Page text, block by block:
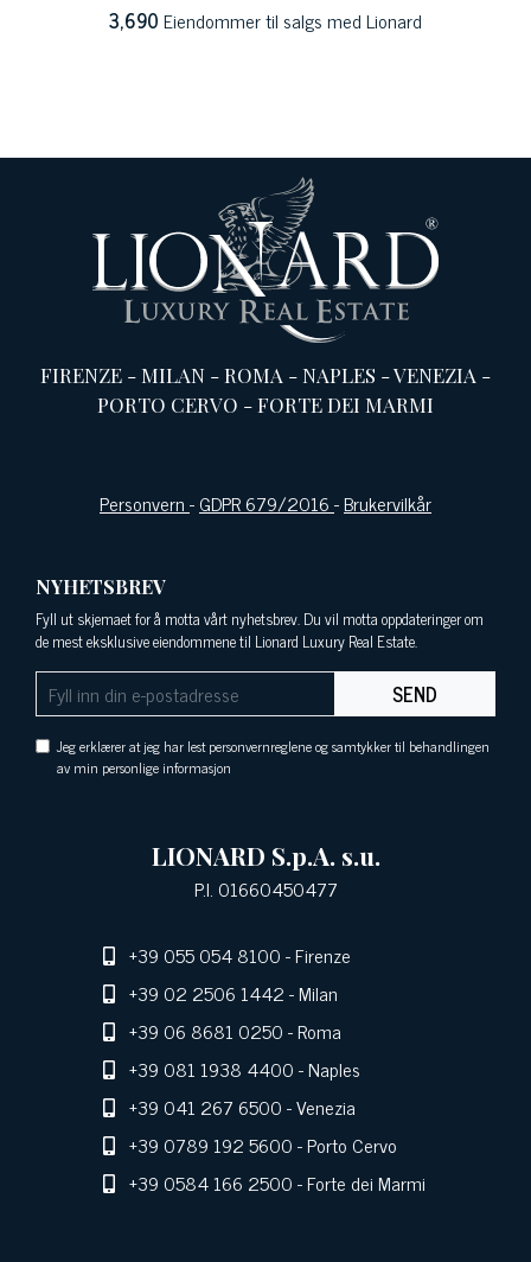
3,690Eiendommer til salgs med Lionard
FIRENZE -MILAN -ROMA -NAPLES -VENEZIA -
PORTO CERVO -FORTE DEI MARMI
Personvern-GDPR 679/2016-Brukervilkår
NYHETSBREV
Fyll ut skjemaet for å motta vårt nyhetsbrev. Du vil motta oppdateringer om
de mest eksklusive eiendommene til Lionard Luxury Real Estate.
SEND
Jeg erklærer at jeg har lest personvernreglene og samtykker til behandlingen
av min personlige informasjon
LIONARD S.p.A. s.u.
P.I. 01660450477
+39 055 054 8100- Firenze
+39 02 2506 1442- Milan
+39 06 8681 0250- Roma
+39 081 1938 4400- Naples
+39 041 267 6500- Venezia
+39 0789 192 5600- Porto Cervo
+39 0584 166 2500- Forte dei Marmi